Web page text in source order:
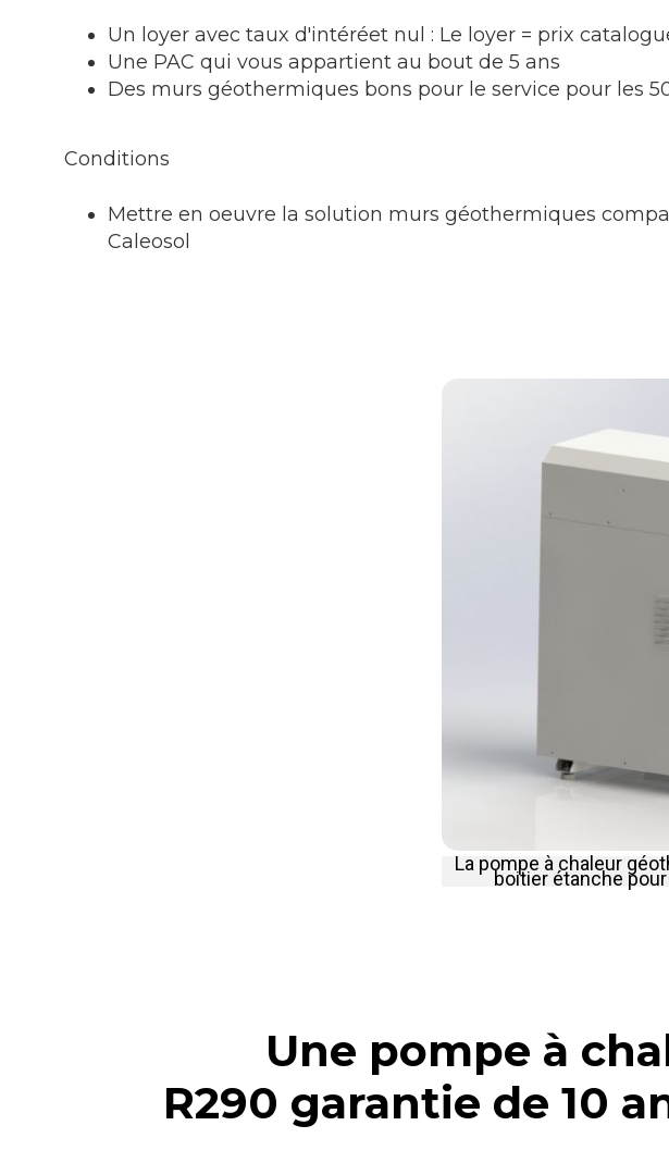
Un loyer avec taux d'intéréet nul : Le loyer = prix
Une PAC qui vous appartient au bout de 5 ans
Des murs géothermiques bons pour le service pour les
Conditions
Mettre en oeuvre la solution murs géothermiques
Caleosol
La pompe à chaleur
boitier étanche
Une pompe à
R290 garantie de 10